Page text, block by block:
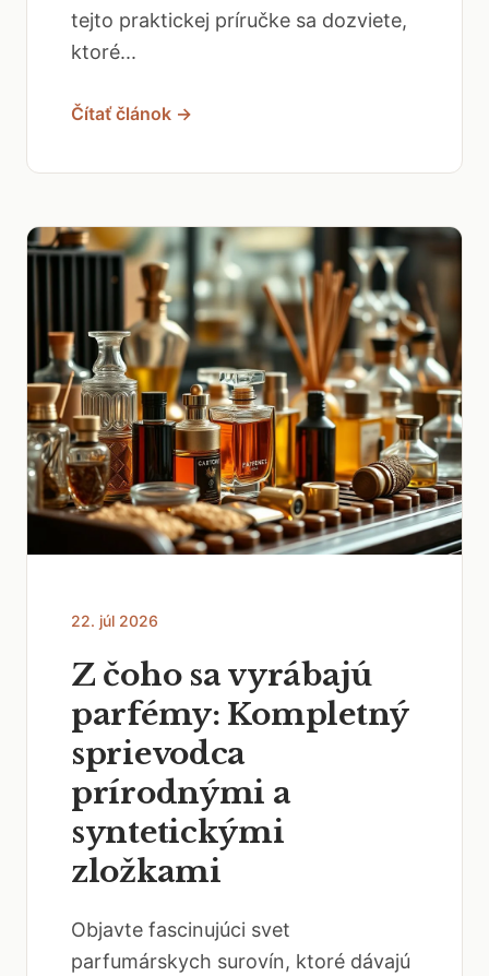
tejto praktickej príručke sa dozviete,
ktoré...
Čítať článok →
22. júl 2026
Z čoho sa vyrábajú
parfémy: Kompletný
sprievodca
prírodnými a
syntetickými
zložkami
Objavte fascinujúci svet
parfumárskych surovín, ktoré dávajú